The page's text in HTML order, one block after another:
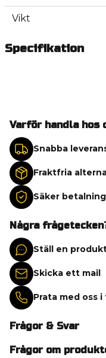
Vikt
Specifikation
Varför handla hos
Snabba
Fraktfria
Säker betalning
Några
Ställ en
Skicka ett mail
Prata med oss
Frågor & Svar
Frågor om